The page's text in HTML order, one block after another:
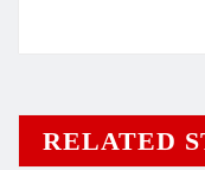
RELATED